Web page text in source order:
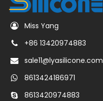
Miss Yang
+86 13420974883
sale11@lyasilicone.com
8613424186971
8613420974883